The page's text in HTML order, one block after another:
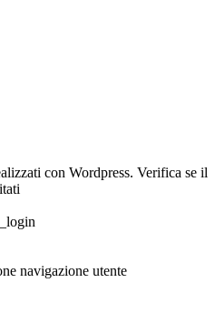
con Wordpress. Verifica se il
navigazione utente